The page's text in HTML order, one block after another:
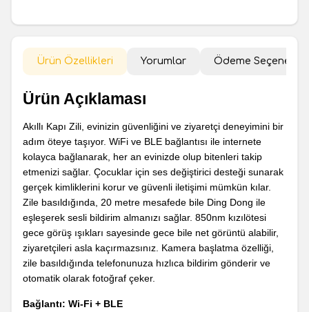
Ürün Özellikleri Yorumlar Ödeme
Ürün Açıklaması
Akıllı Kapı Zili, evinizin güvenliğini ve ziyaretçi deneyimini bir
adım öteye taşıyor. WiFi ve BLE bağlantısı ile internete
kolayca bağlanarak, her an evinizde olup bitenleri takip
etmenizi sağlar. Çocuklar için ses değiştirici desteği sunarak
gerçek kimliklerini korur ve güvenli iletişimi mümkün kılar.
Zile basıldığında, 20 metre mesafede bile Ding Dong ile
eşleşerek sesli bildirim almanızı sağlar. 850nm kızılötesi
gece görüş ışıkları sayesinde gece bile net görüntü alabilir,
ziyaretçileri asla kaçırmazsınız. Kamera başlatma özelliği,
zile basıldığında telefonunuza hızlıca bildirim gönderir ve
otomatik olarak fotoğraf çeker.
Bağlantı: Wi-Fi + BLE